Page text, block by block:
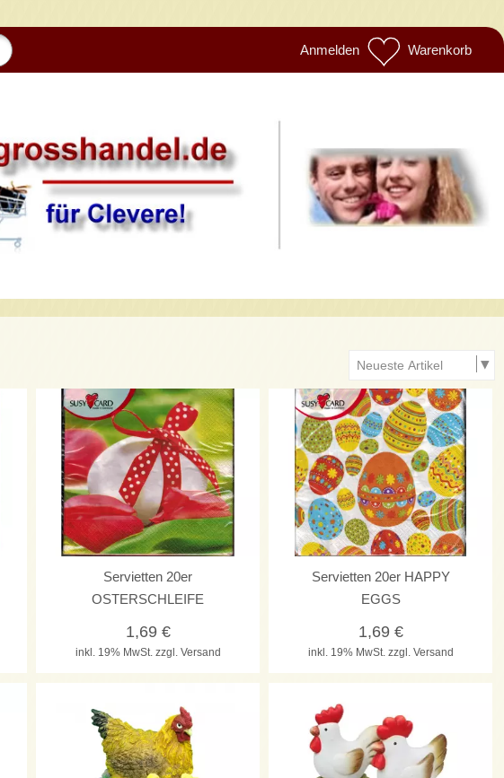
Anmelden Warenkorb
Servietten 20er
OSTERSCHLEIFE
inkl. 19% MwSt. zzgl. Versand
1,69€
Servietten 20er HAPPY
EGGS
inkl. 19% MwSt. zzgl. Versand
1,69€